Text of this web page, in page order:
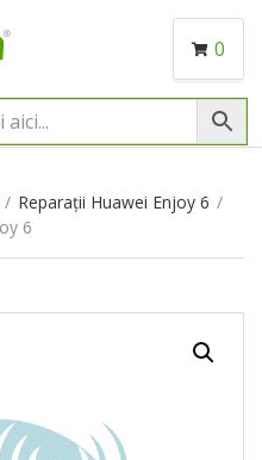
0
/ Reparații Huawei Enjoy 6 /
6